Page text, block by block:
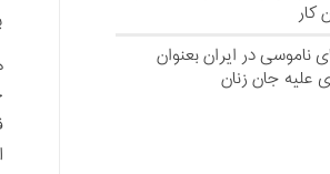
کار
ناموسی در ایران بعنوان
علیه جان زنان